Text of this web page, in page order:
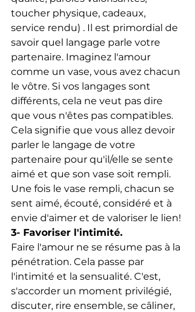
toucher physique, cadeaux,
service rendu) . Il est primordial de
savoir quel langage parle votre
partenaire. Imaginez l'amour
comme un vase, vous avez chacun
le vôtre. Si vos langages sont
différents, cela ne veut pas dire
que vous n'êtes pas compatibles.
Cela signifie que vous allez devoir
parler le langage de votre
partenaire pour qu'il/elle se sente
aimé et que son vase soit rempli.
Une fois le vase rempli, chacun se
sent aimé, écouté, considéré et à
envie d'aimer et de valoriser le lien!
3- Favoriser l'intimité.
Faire l'amour ne se résume pas à la
pénétration. Cela passe par
l'intimité et la sensualité. C'est,
s'accorder un moment privilégié,
discuter, rire ensemble, se câliner,